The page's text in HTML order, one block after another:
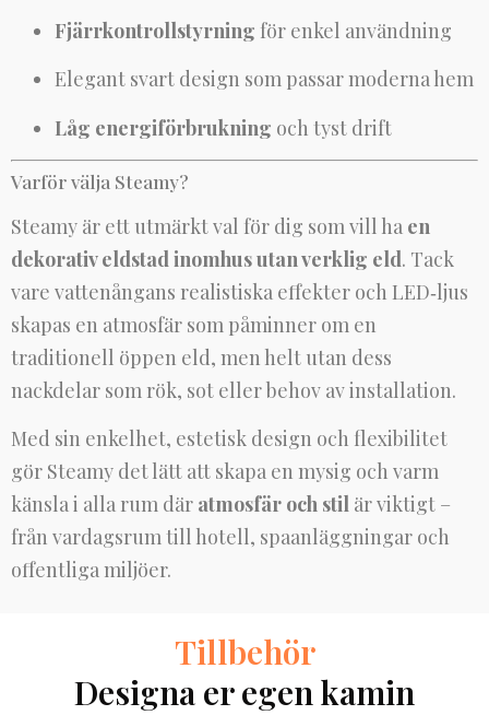
Fjärrkontrollstyrning för enkel användning
Elegant svart design som passar moderna hem
Låg energiförbrukning och tyst drift
Varför välja Steamy?
Steamy är ett utmärkt val för dig som vill ha en
dekorativ eldstad inomhus utan verklig eld. Tack
vare vattenångans realistiska effekter och LED‑ljus
skapas en atmosfär som påminner om en
traditionell öppen eld, men helt utan dess
nackdelar som rök, sot eller behov av installation.
Med sin enkelhet, estetisk design och flexibilitet
gör Steamy det lätt att skapa en mysig och varm
känsla i alla rum där atmosfär och stil är viktigt –
från vardagsrum till hotell, spaanläggningar och
offentliga miljöer.
Tillbehör
Designa er egen kamin